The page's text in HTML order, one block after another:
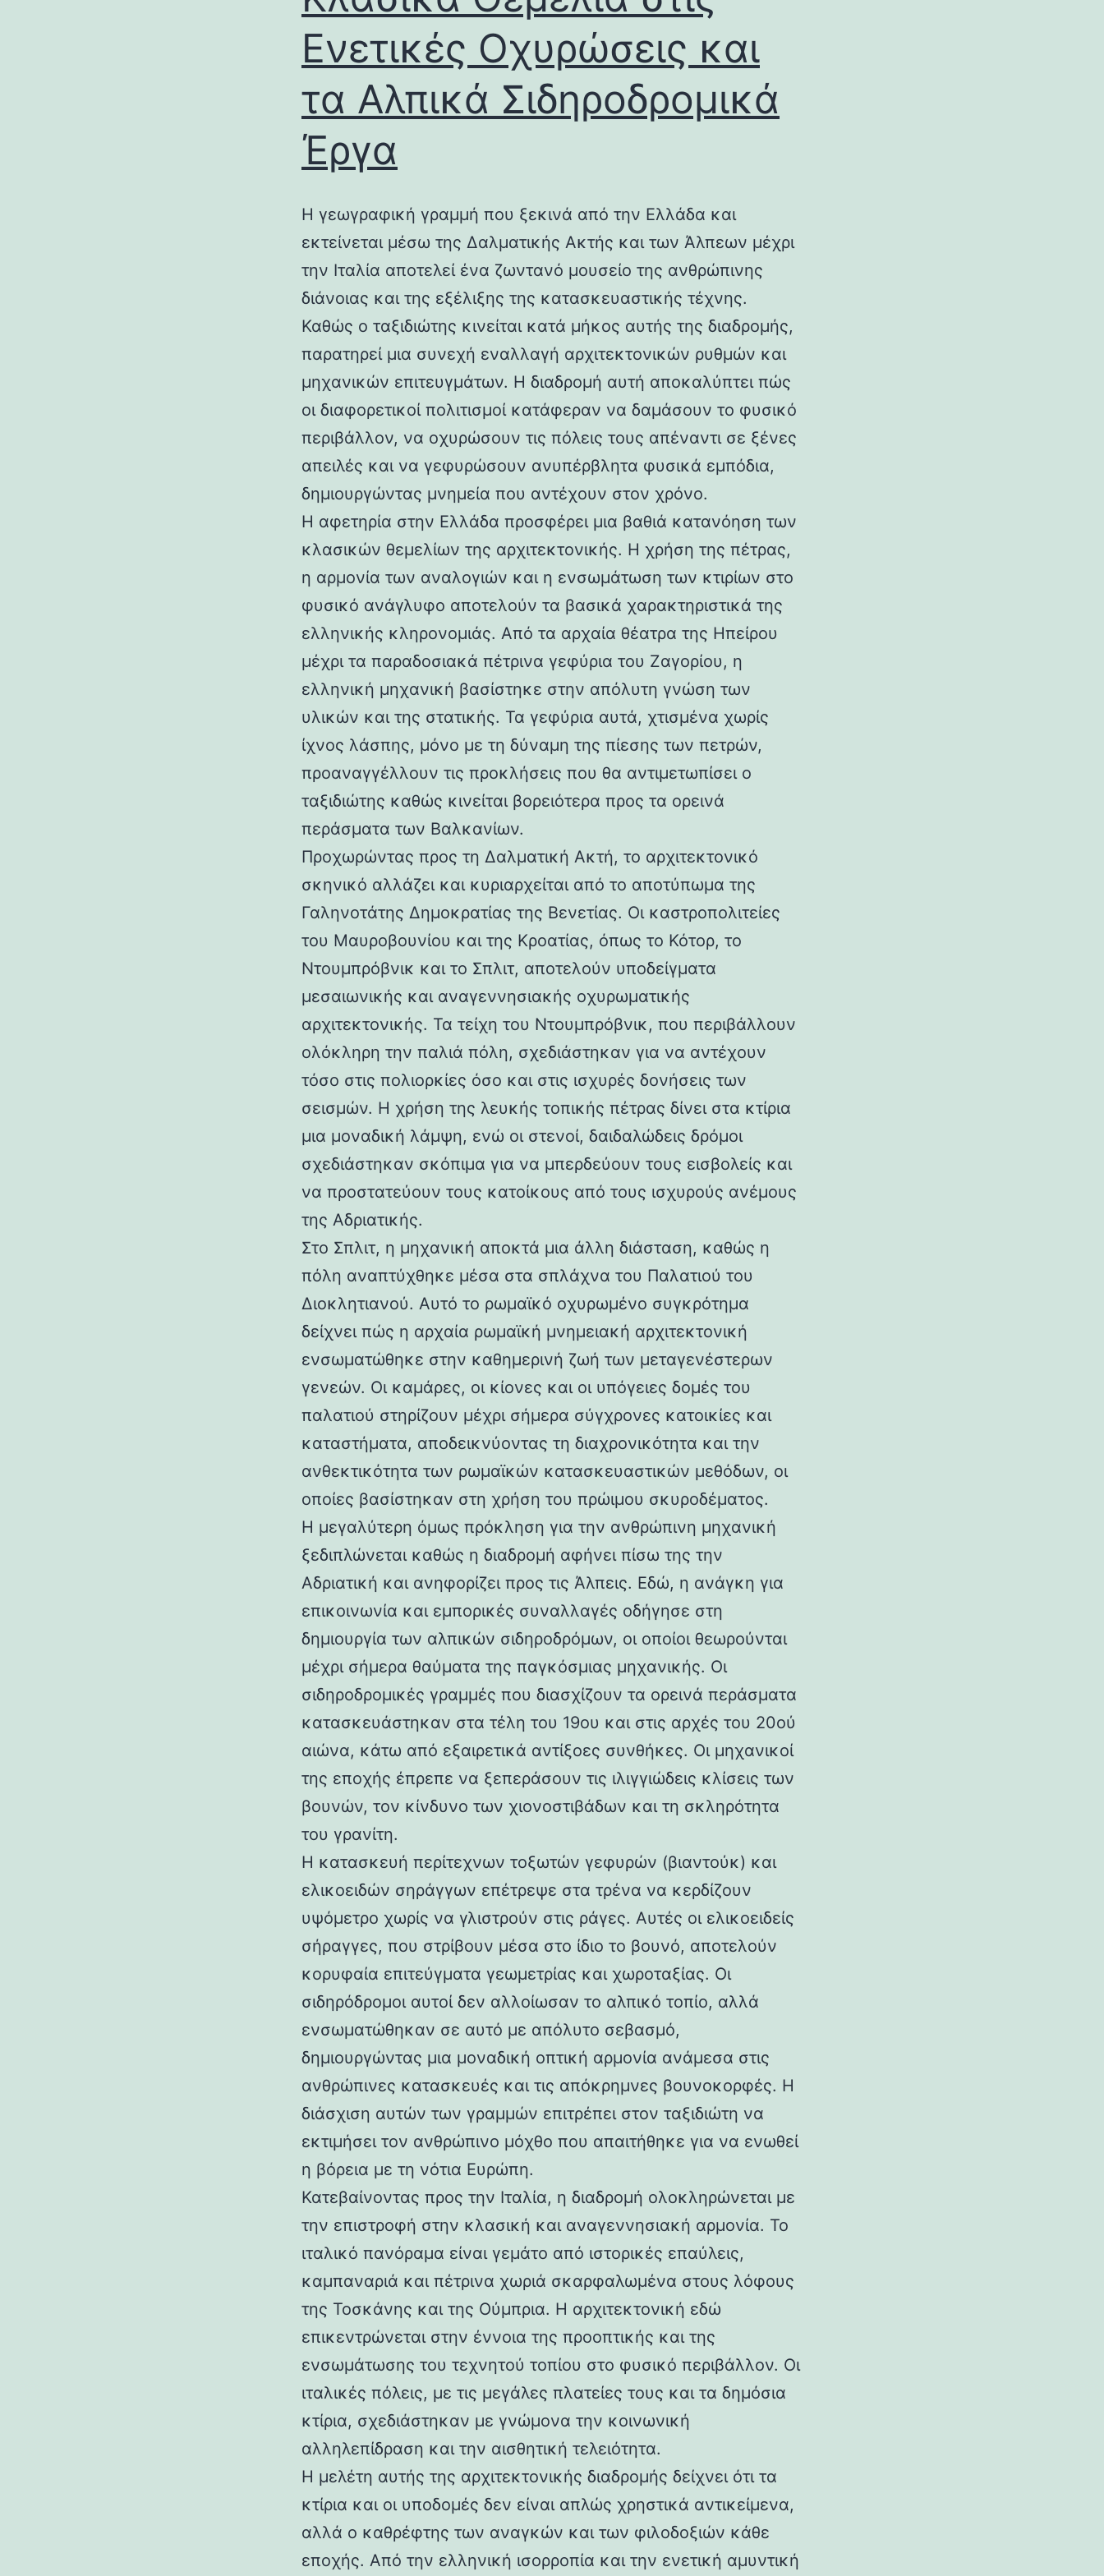
Ενετικές Οχυρώσεις και
τα Αλπικά Σιδηροδρομικά
Έργα
Η γεωγραφική γραμμή που ξεκινά από την Ελλάδα και
εκτείνεται μέσω της Δαλματικής Ακτής και των Άλπεων μέχρι
την Ιταλία αποτελεί ένα ζωντανό μουσείο της ανθρώπινης
διάνοιας και της εξέλιξης της κατασκευαστικής τέχνης.
Καθώς ο ταξιδιώτης κινείται κατά μήκος αυτής της διαδρομής,
παρατηρεί μια συνεχή εναλλαγή αρχιτεκτονικών ρυθμών και
μηχανικών επιτευγμάτων. Η διαδρομή αυτή αποκαλύπτει πώς
οι διαφορετικοί πολιτισμοί κατάφεραν να δαμάσουν το φυσικό
περιβάλλον, να οχυρώσουν τις πόλεις τους απέναντι σε ξένες
απειλές και να γεφυρώσουν ανυπέρβλητα φυσικά εμπόδια,
δημιουργώντας μνημεία που αντέχουν στον χρόνο.
Η αφετηρία στην Ελλάδα προσφέρει μια βαθιά κατανόηση των
κλασικών θεμελίων της αρχιτεκτονικής. Η χρήση της πέτρας,
η αρμονία των αναλογιών και η ενσωμάτωση των κτιρίων στο
φυσικό ανάγλυφο αποτελούν τα βασικά χαρακτηριστικά της
ελληνικής κληρονομιάς. Από τα αρχαία θέατρα της Ηπείρου
μέχρι τα παραδοσιακά πέτρινα γεφύρια του Ζαγορίου, η
ελληνική μηχανική βασίστηκε στην απόλυτη γνώση των
υλικών και της στατικής. Τα γεφύρια αυτά, χτισμένα χωρίς
ίχνος λάσπης, μόνο με τη δύναμη της πίεσης των πετρών,
προαναγγέλλουν τις προκλήσεις που θα αντιμετωπίσει ο
ταξιδιώτης καθώς κινείται βορειότερα προς τα ορεινά
περάσματα των Βαλκανίων.
Προχωρώντας προς τη Δαλματική Ακτή, το αρχιτεκτονικό
σκηνικό αλλάζει και κυριαρχείται από το αποτύπωμα της
Γαληνοτάτης Δημοκρατίας της Βενετίας. Οι καστροπολιτείες
του Μαυροβουνίου και της Κροατίας, όπως το Κότορ, το
Ντουμπρόβνικ και το Σπλιτ, αποτελούν υποδείγματα
μεσαιωνικής και αναγεννησιακής οχυρωματικής
αρχιτεκτονικής. Τα τείχη του Ντουμπρόβνικ, που περιβάλλουν
ολόκληρη την παλιά πόλη, σχεδιάστηκαν για να αντέχουν
τόσο στις πολιορκίες όσο και στις ισχυρές δονήσεις των
σεισμών. Η χρήση της λευκής τοπικής πέτρας δίνει στα κτίρια
μια μοναδική λάμψη, ενώ οι στενοί, δαιδαλώδεις δρόμοι
σχεδιάστηκαν σκόπιμα για να μπερδεύουν τους εισβολείς και
να προστατεύουν τους κατοίκους από τους ισχυρούς ανέμους
της Αδριατικής.
Στο Σπλιτ, η μηχανική αποκτά μια άλλη διάσταση, καθώς η
πόλη αναπτύχθηκε μέσα στα σπλάχνα του Παλατιού του
Διοκλητιανού. Αυτό το ρωμαϊκό οχυρωμένο συγκρότημα
δείχνει πώς η αρχαία ρωμαϊκή μνημειακή αρχιτεκτονική
ενσωματώθηκε στην καθημερινή ζωή των μεταγενέστερων
γενεών. Οι καμάρες, οι κίονες και οι υπόγειες δομές του
παλατιού στηρίζουν μέχρι σήμερα σύγχρονες κατοικίες και
καταστήματα, αποδεικνύοντας τη διαχρονικότητα και την
ανθεκτικότητα των ρωμαϊκών κατασκευαστικών μεθόδων, οι
οποίες βασίστηκαν στη χρήση του πρώιμου σκυροδέματος.
Η μεγαλύτερη όμως πρόκληση για την ανθρώπινη μηχανική
ξεδιπλώνεται καθώς η διαδρομή αφήνει πίσω της την
Αδριατική και ανηφορίζει προς τις Άλπεις. Εδώ, η ανάγκη για
επικοινωνία και εμπορικές συναλλαγές οδήγησε στη
δημιουργία των αλπικών σιδηροδρόμων, οι οποίοι θεωρούνται
μέχρι σήμερα θαύματα της παγκόσμιας μηχανικής. Οι
σιδηροδρομικές γραμμές που διασχίζουν τα ορεινά περάσματα
κατασκευάστηκαν στα τέλη του 19ου και στις αρχές του 20ού
αιώνα, κάτω από εξαιρετικά αντίξοες συνθήκες. Οι μηχανικοί
της εποχής έπρεπε να ξεπεράσουν τις ιλιγγιώδεις κλίσεις των
βουνών, τον κίνδυνο των χιονοστιβάδων και τη σκληρότητα
του γρανίτη.
Η κατασκευή περίτεχνων τοξωτών γεφυρών (βιαντούκ) και
ελικοειδών σηράγγων επέτρεψε στα τρένα να κερδίζουν
υψόμετρο χωρίς να γλιστρούν στις ράγες. Αυτές οι ελικοειδείς
σήραγγες, που στρίβουν μέσα στο ίδιο το βουνό, αποτελούν
κορυφαία επιτεύγματα γεωμετρίας και χωροταξίας. Οι
σιδηρόδρομοι αυτοί δεν αλλοίωσαν το αλπικό τοπίο, αλλά
ενσωματώθηκαν σε αυτό με απόλυτο σεβασμό,
δημιουργώντας μια μοναδική οπτική αρμονία ανάμεσα στις
ανθρώπινες κατασκευές και τις απόκρημνες βουνοκορφές. Η
διάσχιση αυτών των γραμμών επιτρέπει στον ταξιδιώτη να
εκτιμήσει τον ανθρώπινο μόχθο που απαιτήθηκε για να ενωθεί
η βόρεια με τη νότια Ευρώπη.
Κατεβαίνοντας προς την Ιταλία, η διαδρομή ολοκληρώνεται με
την επιστροφή στην κλασική και αναγεννησιακή αρμονία. Το
ιταλικό πανόραμα είναι γεμάτο από ιστορικές επαύλεις,
καμπαναριά και πέτρινα χωριά σκαρφαλωμένα στους λόφους
της Τοσκάνης και της Ούμπρια. Η αρχιτεκτονική εδώ
επικεντρώνεται στην έννοια της προοπτικής και της
ενσωμάτωσης του τεχνητού τοπίου στο φυσικό περιβάλλον. Οι
ιταλικές πόλεις, με τις μεγάλες πλατείες τους και τα δημόσια
κτίρια, σχεδιάστηκαν με γνώμονα την κοινωνική
αλληλεπίδραση και την αισθητική τελειότητα.
Η μελέτη αυτής της αρχιτεκτονικής διαδρομής δείχνει ότι τα
κτίρια και οι υποδομές δεν είναι απλώς χρηστικά αντικείμενα,
αλλά ο καθρέφτης των αναγκών και των φιλοδοξιών κάθε
εποχής. Από την ελληνική ισορροπία και την ενετική αμυντική